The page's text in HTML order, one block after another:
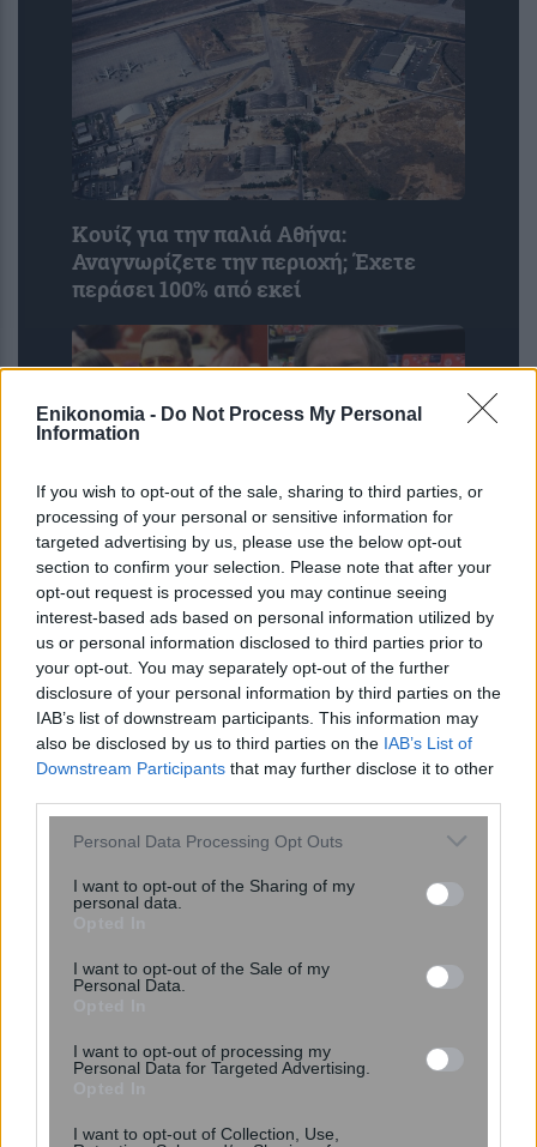
Enikonomia - Do Not Process My Personal
Information
If you wish to opt-out of the sale, sharing to third parties, or
processing of your personal or sensitive information for
targeted advertising by us, please use the below opt-out
section to confirm your selection. Please note that after your
opt-out request is processed you may continue seeing
interest-based ads based on personal information utilized by
us or personal information disclosed to third parties prior to
your opt-out. You may separately opt-out of the further
disclosure of your personal information by third parties on the
IAB’s list of downstream participants. This information may
also be disclosed by us to third parties on the IAB’s List of
Downstream Participants that may further disclose it to other
Please note that this website/app uses one or more Google
not limited to your visit or usage behaviour. You may click to
grant or deny consent to Google and its third-party tags to
consent section.
Personal Data Processing Opt Outs
I want to opt-out of the Sharing of my
personal data.
I want to opt-out of the Sale of my
Personal Data.
I want to opt-out of processing my
Personal Data for Targeted Advertising.
I want to opt-out of Collection, Use,
Κουίζ για την παλιά Αθήνα:
Αναγνωρίζετε την περιοχή; Έχετε
περάσει 100% από εκεί
«Αγνώριστος» ο Τζον Γκούντμαν:
Έχασε 90 κιλά και «τρέλανε» τους
θαυμαστές του με νέα φωτογραφία
δύο μηχανήματα